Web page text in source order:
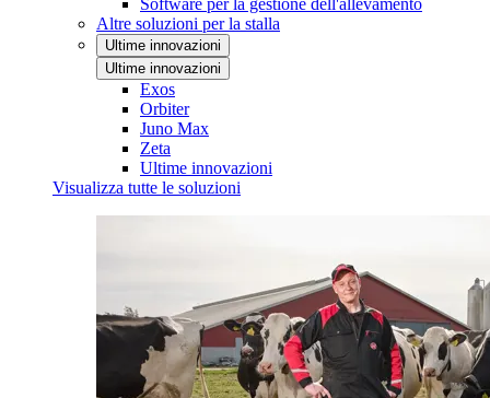
Software per la gestione dell'allevamento
Altre soluzioni per la stalla
Ultime innovazioni
Ultime innovazioni
Exos
Orbiter
Juno Max
Zeta
Ultime innovazioni
Visualizza tutte le soluzioni